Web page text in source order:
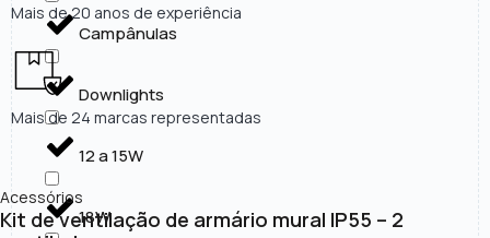
Campânulas
Downlights
12 a 15W
18W
Mais de 20 anos de experiência
Mais de 24 marcas representadas
Acessórios
Kit de ventilação de armário mural IP55 – 2